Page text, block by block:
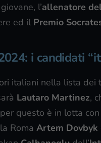
l’allenatore
ed il Premio
i candidati
italiani nella lista
Lautaro Martinez,
questo è in lotta con
Roma Artem Dovbyk